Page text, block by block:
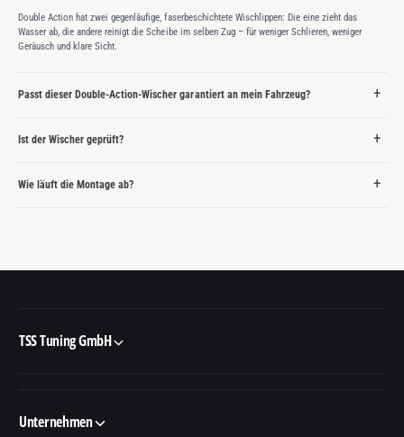
Double Action hat zwei gegenläufige, faserbeschichtete Wischlippen: Die eine zieht das
Wasser ab, die andere reinigt die Scheibe im selben Zug – für weniger Schlieren, weniger
Geräusch und klare Sicht.
Passt dieser Double-Action-Wischer garantiert an mein Fahrzeug?
Ist der Wischer geprüft?
Wie läuft die Montage ab?
TSS Tuning GmbH
Unternehmen